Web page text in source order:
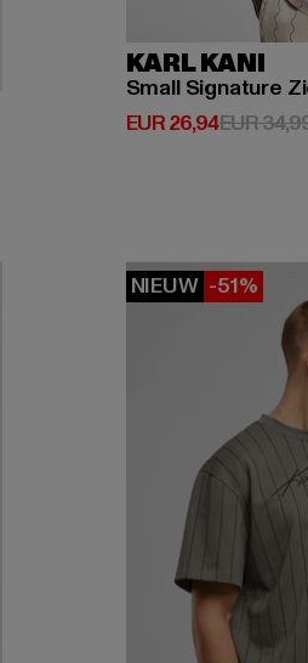
KARL KANI
Small Signature
EUR 26,94
Huidige prijs: EUR
EUR
NIEUW -51%